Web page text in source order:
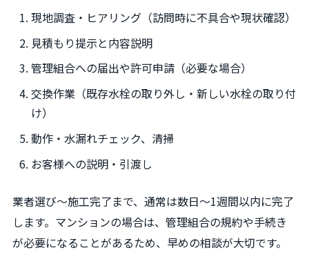
現地調査・ヒアリング（訪問時に不具合や現状確認）
見積もり提示と内容説明
管理組合への届出や許可申請（必要な場合）
交換作業（既存水栓の取り外し・新しい水栓の取り付
け）
動作・水漏れチェック、清掃
お客様への説明・引渡し
業者選び～施工完了まで、通常は数日～1週間以内に完了
します。マンションの場合は、管理組合の規約や手続き
が必要になることがあるため、早めの相談が大切です。